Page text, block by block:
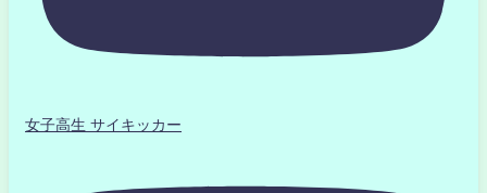
女子高生 サイキッカー